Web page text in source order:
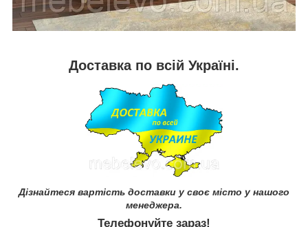
Доставка по всій Україні.
Дізнайтеся вартість доставки у своє місто у нашого
менеджера.
Телефонуйте зараз!